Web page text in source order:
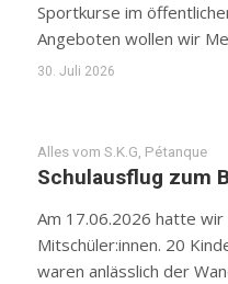
Sportkurse im
Angeboten wollen wir
30. Juli 2026
Alles vom S.K.G Pétanque
Schulausflug zum
Am 17.06.2026 hatte wir
Mitschüler:innen. 20
waren anlässlich der